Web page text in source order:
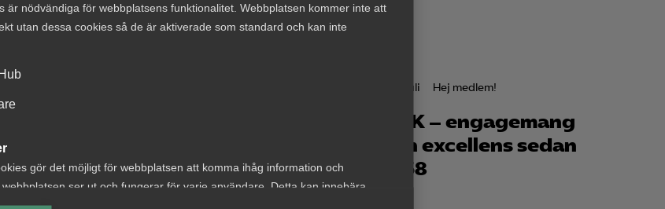
är nödvändiga för webbplatsens funktionalitet. Webbplatsen kommer inte att
utan dessa cookies så de är aktiverade som standard och kan inte
gör det möjligt för webbplatsen att komma ihåg information och
ser ut och fungerar för varje användare. Detta kan innebära
valuta, region, språk eller färgschema.
hotar
och den
utbildningshöst
1 juli Hej medlem!
VBK – engagemang
och excellens sedan
1958